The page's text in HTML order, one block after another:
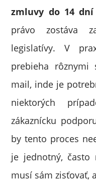
zmluvy do 14
právo zostáva
legislatívy. V
prebieha rôznymi
mail, inde je
niektorých
zákaznícku
by tento proces
je jednotný, často
musí sám zisťovať,